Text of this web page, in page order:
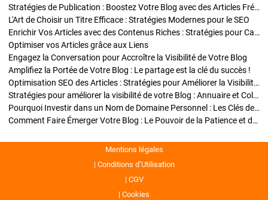
Stratégies de Publication : Boostez Votre Blog avec des Articles Fréquents et Exclusifs
L'Art de Choisir un Titre Efficace : Stratégies Modernes pour le SEO
Enrichir Vos Articles avec des Contenus Riches : Stratégies pour Captiver et Optimiser
Optimiser vos Articles grâce aux Liens
Engagez la Conversation pour Accroître la Visibilité de Votre Blog
Amplifiez la Portée de Votre Blog : Le partage est la clé du succès !
Optimisation SEO des Articles : Stratégies pour Améliorer la Visibilité de Votre Blog
Stratégies pour améliorer la visibilité de votre Blog : Annuaire et Collaborations
Pourquoi Investir dans un Nom de Domaine Personnel : Les Clés de la Réussite de Votre Blog
Comment Faire Émerger Votre Blog : Le Pouvoir de la Patience et de la Persévérance
Mentions légales
Conditions d’Utilisation
CGV
Cookies